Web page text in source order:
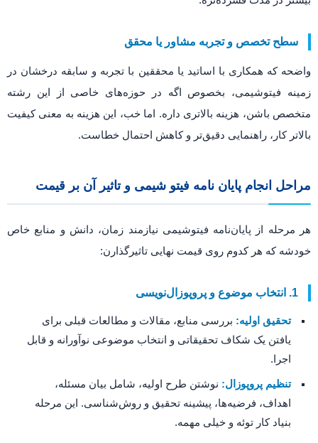
سطح تخصص و تجربه مشاور یا محقق
واضحه که همکاری با اساتید یا محققین با تجربه و سابقه درخشان در
زمینه فیتوشیمی، بخصوص اگه در حوزه‌های خاصی از این رشته
متخصص باشن، هزینه بالاتری داره. اما خب، این هزینه به معنی کیفیت
بالاتر کار، راهنمایی دقیق‌تر و کاهش احتمال خطاست.
مراحل انجام پایان نامه فیتو شیمی و تاثیر آن بر قیمت
هر مرحله از پایان‌نامه فیتوشیمی نیازمند زمان، دانش و منابع خاص
خودشه که هر کدوم روی قیمت نهایی تاثیرگذارن:
1. انتخاب موضوع و پروپوزال‌نویسی
تحقیق اولیه: بررسی منابع، مقالات و مطالعات قبلی برای
یافتن یک شکاف تحقیقاتی و انتخاب موضوعی نوآورانه و قابل
اجرا.
تنظیم پروپوزال: نوشتن طرح اولیه، شامل بیان مسئله،
اهداف، فرضیه‌ها، پیشینه تحقیق و روش‌شناسی. این مرحله
بنیاد کار توئه و خیلی مهمه.